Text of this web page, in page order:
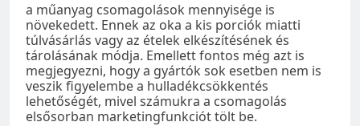
a műanyag csomagolások mennyisége is
növekedett. Ennek az oka a kis porciók miatti
túlvásárlás vagy az ételek elkészítésének és
tárolásának módja. Emellett fontos még azt is
megjegyezni, hogy a gyártók sok esetben nem is
veszik figyelembe a hulladékcsökkentés
lehetőségét, mivel számukra a csomagolás
elsősorban marketingfunkciót tölt be.